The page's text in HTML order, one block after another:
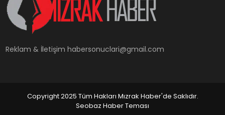
YAŞAM
Reklam & İletişimhabersonuclari@gmail.com
Copyright 2025 Tüm Hakları Mızrak Haber'de Saklıdır.
Seobaz Haber Teması